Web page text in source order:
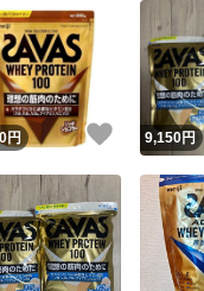
円 いいね！
9,150円